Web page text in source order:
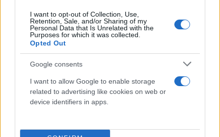
I want to opt-out of Collection, Use,
Retention, Sale, and/or Sharing of my
Personal Data that Is Unrelated with the
Purposes for which it was collected.
Opted Out
Google consents
I want to allow Google to enable storage
related to advertising like cookies on web or
device identifiers in apps.
Μετά το κύμα ζέστης του ερχόμενου τριήμερου,
έντονη αστάθεια σε αρκετά μεγάλο τμήμα της
χώρας αναμένεται από την ερχόμενη εβδομάδα
όπου και η θερμοκρασία θα σημειώσει πτώση της
τάξεως των 9-10 βαθμών συγκριτικά με το ερχόμενο
Σάββατο όπου και θα νιώσουμε την περισσότερη
Σημαντική θα είναι η εξασθένηση του μελτεμιού και